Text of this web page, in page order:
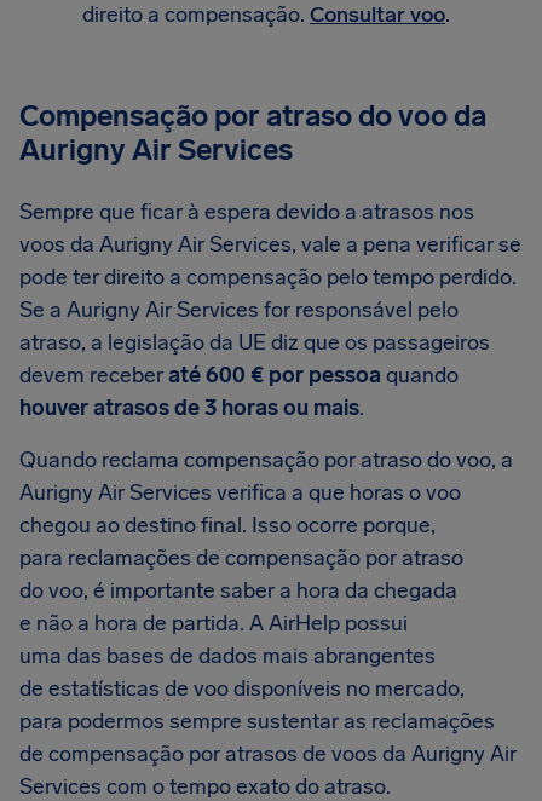
direito a compensação. Consultar voo.
Compensação por atraso do voo da
Aurigny Air Services
Sempre que ficar à espera devido a atrasos nos
voos da Aurigny Air Services, vale a pena verificar se
pode ter direito a compensação pelo tempo perdido.
Se a Aurigny Air Services for responsável pelo
atraso, a legislação da UE diz que os passageiros
devem receberaté 600 € por pessoa quando
houver atrasos de 3 horas ou mais.
Quando reclama compensação por atraso do voo, a
Aurigny Air Services verifica a que horas o voo
chegou ao destino final. Isso ocorre porque,
para reclamações de compensação por atraso
do voo, é importante saber a hora da chegada
e não a hora de partida. A AirHelp possui
uma das bases de dados mais abrangentes
de estatísticas de voo disponíveis no mercado,
para podermos sempre sustentar as reclamações
de compensação por atrasos de voos da Aurigny Air
Services com o tempo exato do atraso.